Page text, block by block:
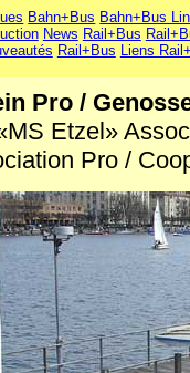
Bahn+Bus Bahn+Bus
News Rail+Bus
Rail+Bus Liens
Pro /
Etzel»
Pro /